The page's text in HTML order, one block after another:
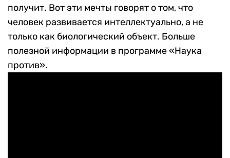
получит. Вот эти мечты говорят о том, что
человек развивается интеллектуально, а не
только как биологический объект. Больше
полезной информации в программе «Наука
против».